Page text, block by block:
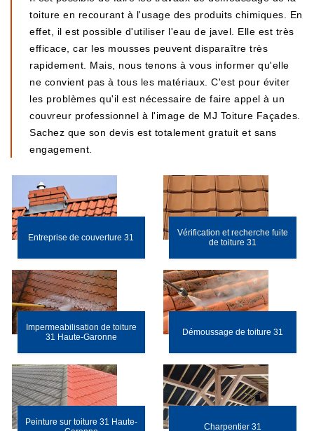
toiture en recourant à l'usage des produits chimiques. En
effet, il est possible d'utiliser l'eau de javel. Elle est très
efficace, car les mousses peuvent disparaître très
rapidement. Mais, nous tenons à vous informer qu'elle
ne convient pas à tous les matériaux. C'est pour éviter
les problèmes qu'il est nécessaire de faire appel à un
couvreur professionnel à l'image de MJ Toiture Façades.
Sachez que son devis est totalement gratuit et sans
engagement.
Entreprise de couverture 31
Vérification et recherche fuite
de toiture 31
Impermeabilisation de toiture
31 Haute-Garonne
Démoussage de toiture 31
Peinture sur toiture 31 Haute-
Charpentier 31